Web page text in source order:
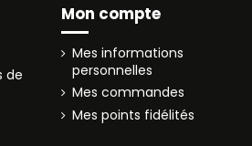
de
Mon compte
Mes informations
personnelles
Mes commandes
Mes points fidélités